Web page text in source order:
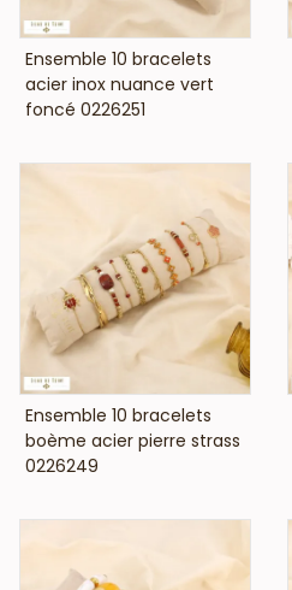
VOIR LE PRIX
Ensemble 10 bracelets
acier inox nuance vert
foncé 0226251
VOIR LE PRIX
Ensemble 10 bracelets
boème acier pierre strass
0226249